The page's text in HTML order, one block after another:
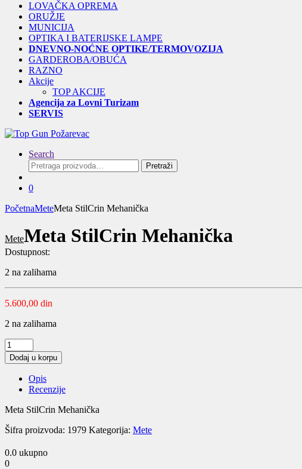
LOVAČKA OPREMA
ORUŽJE
MUNICIJA
OPTIKA I BATERIJSKE LAMPE
DNEVNO-NOĆNE OPTIKE/TERMOVOZIJA
GARDEROBA/OBUĆA
RAZNO
Akcije
TOP AKCIJE
Agencija za Lovni Turizam
SERVIS
Search
Pretraga
za:
Pretraži
0
PočetnaMeteMeta StilCrin Mehanička
MeteMeta StilCrin Mehanička
Dostupnost:
2 na zalihama
5.600,00 din
2 na zalihama
Meta
StilCrin
Mehanička
quantity
Dodaj u korpu
Opis
Recenzije
Meta StilCrin Mehanička
Šifra proizvoda: 1979 Kategorija: Mete
0.0 ukupno
0